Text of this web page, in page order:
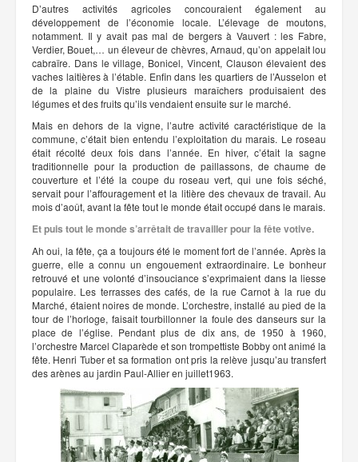
D’autres activités agricoles concouraient également au
développement de l’économie locale. L’élevage de moutons,
notamment. Il y avait pas mal de bergers à Vauvert : les Fabre,
Verdier, Bouet,… un éleveur de chèvres, Arnaud, qu’on appelait lou
cabraïre. Dans le village, Bonicel, Vincent, Clauson élevaient des
vaches laitières à l’étable. Enfin dans les quartiers de l’Ausselon et
de la plaine du Vistre plusieurs maraîchers produisaient des
légumes et des fruits qu’ils vendaient ensuite sur le marché.
Mais en dehors de la vigne, l’autre activité caractéristique de la
commune, c’était bien entendu l’exploitation du marais. Le roseau
était récolté deux fois dans l’année. En hiver, c’était la sagne
traditionnelle pour la production de paillassons, de chaume de
couverture et l’été la coupe du roseau vert, qui une fois séché,
servait pour l’affouragement et la litière des chevaux de travail. Au
mois d’août, avant la fête tout le monde était occupé dans le marais.
Et puis tout le monde s’arrêtait de travailler pour la fête votive.
Ah oui, la fête, ça a toujours été le moment fort de l’année. Après la
guerre, elle a connu un engouement extraordinaire. Le bonheur
retrouvé et une volonté d’insouciance s’exprimaient dans la liesse
populaire. Les terrasses des cafés, de la rue Carnot à la rue du
Marché, étaient noires de monde. L’orchestre, installé au pied de la
tour de l’horloge, faisait tourbillonner la foule des danseurs sur la
place de l’église. Pendant plus de dix ans, de 1950 à 1960,
l’orchestre Marcel Claparède et son trompettiste Bobby ont animé la
fête. Henri Tuber et sa formation ont pris la relève jusqu’au transfert
des arènes au jardin Paul-Allier en juillet1963.